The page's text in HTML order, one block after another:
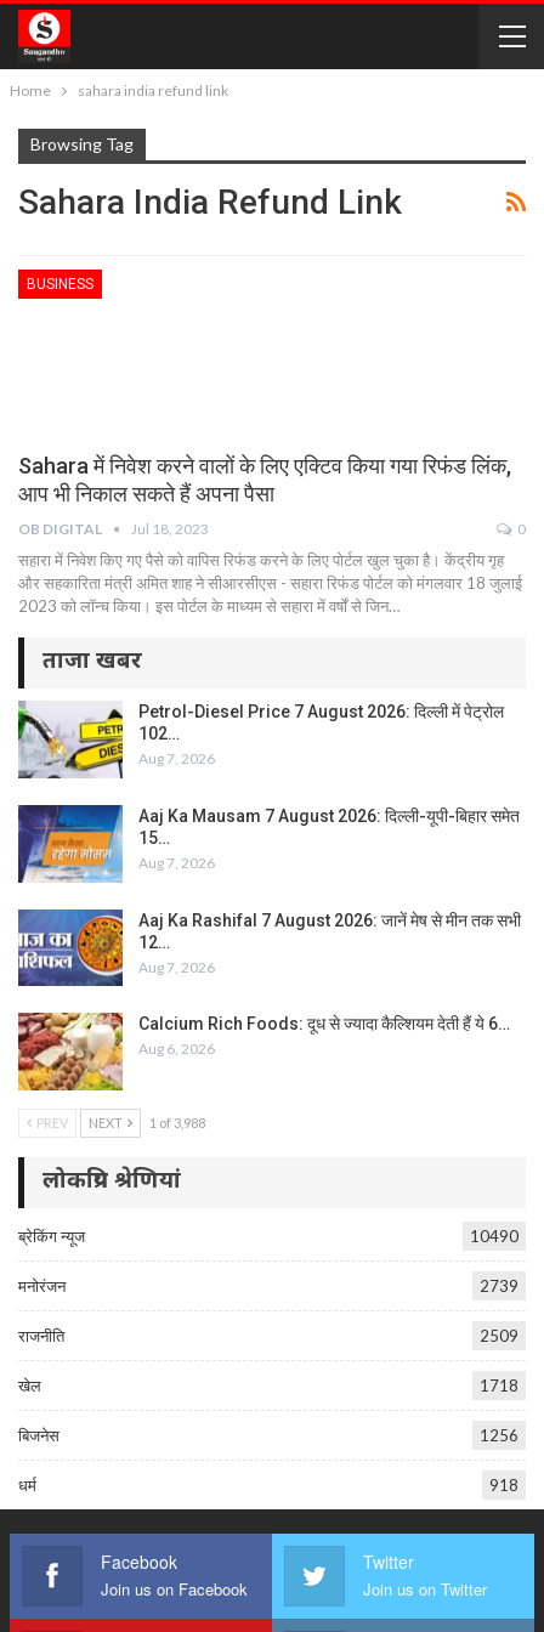
Home sahara india refund link
Browsing Tag
Sahara India Refund Link
BUSINESS
Sahara में निवेश करने वालों के लिए एक्टिव किया गया रिफंड लिंक,
आप भी निकाल सकते हैं अपना पैसा
OB DIGITAL Jul 18, 2023 0
सहारा में निवेश किए गए पैसे को वापिस रिफंड करने के लिए पोर्टल खुल चुका है। केंद्रीय गृह
और सहकारिता मंत्री अमित शाह ने सीआरसीएस - सहारा रिफंड पोर्टल को मंगलवार 18 जुलाई
2023 को लॉन्च किया। इस पोर्टल के माध्यम से सहारा में वर्षों से जिन…
ताजा खबर
Petrol-Diesel Price 7 August 2026: दिल्ली में पेट्रोल
102…
Aug 7, 2026
Aaj Ka Mausam 7 August 2026: दिल्ली-यूपी-बिहार समेत
15…
Aug 7, 2026
Aaj Ka Rashifal 7 August 2026: जानें मेष से मीन तक सभी
12…
Aug 7, 2026
Calcium Rich Foods: दूध से ज्यादा कैल्शियम देती हैं ये 6…
Aug 6, 2026
PREV NEXT 1 of 3,988
लोकप्रिय श्रेणियां
ब्रेकिंग न्यूज 10490
मनोरंजन 2739
राजनीति 2509
खेल 1718
बिजनेस 1256
धर्म 918
Facebook
Join us on Facebook
Twitter
Join us on Twitter